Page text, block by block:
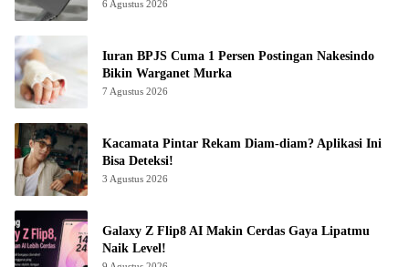
6 Agustus 2026
Iuran BPJS Cuma 1 Persen Postingan Nakesindo
Bikin Warganet Murka
7 Agustus 2026
Kacamata Pintar Rekam Diam-diam? Aplikasi Ini
Bisa Deteksi!
3 Agustus 2026
Galaxy Z Flip8 AI Makin Cerdas Gaya Lipatmu
Naik Level!